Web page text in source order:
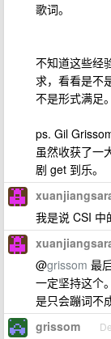
歌词。
不知道这些经
求，看看是不
不是形式满足。
ps. Gil
虽然收获了一
剧 get 到乐。
我是说 CSI 中
@grissom 最
一定坚持这个
是只会蹦词不
grissom